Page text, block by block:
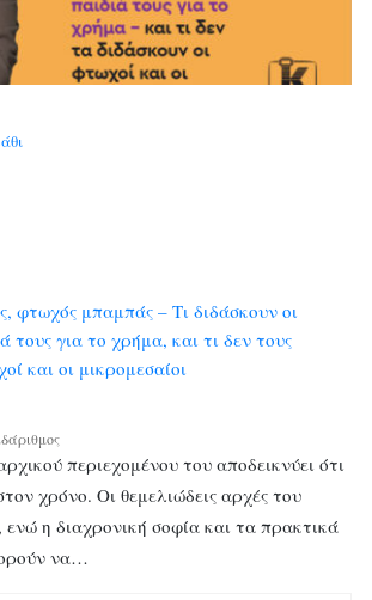
φτωχός μπαμπάς – Τι διδάσκουν οι
τους για το χρήμα, και τι δεν τους
και οι μικρομεσαίοι
περιεχομένου του αποδεικνύει ότι
χρόνο. Οι θεμελιώδεις αρχές του
ενώ η διαχρονική σοφία και τα πρακτικά
να…